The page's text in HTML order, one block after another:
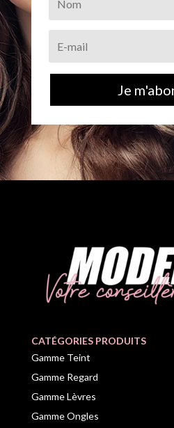
Je
CATÉGORIES PRODUITS
Gamme Teint
Gamme Regard
Gamme Lèvres
Gamme Ongles